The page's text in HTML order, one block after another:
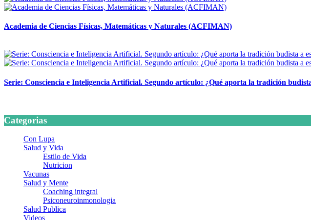
Academia de Ciencias Físicas, Matemáticas y Naturales (ACFIMAN)
Serie: Consciencia e Inteligencia Artificial. Segundo artículo: ¿Qué aporta la tradición
Categorias
Con Lupa
Salud y Vida
Estilo de Vida
Nutricion
Vacunas
Salud y Mente
Coaching integral
Psiconeuroinmonologia
Salud Publica
Videos